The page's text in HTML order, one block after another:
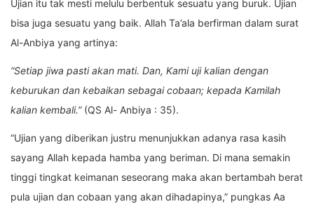
Ujian itu tak mesti melulu berbentuk sesuatu yang buruk. Ujian
bisa juga sesuatu yang baik. Allah Ta’ala berfirman dalam surat
Al-Anbiya yang artinya:
“Setiap jiwa pasti akan mati. Dan, Kami uji kalian dengan
keburukan dan kebaikan sebagai cobaan; kepada Kamilah
kalian kembali.”(QS Al- Anbiya : 35).
“Ujian yang diberikan justru menunjukkan adanya rasa kasih
sayang Allah kepada hamba yang beriman. Di mana semakin
tinggi tingkat keimanan seseorang maka akan bertambah berat
pula ujian dan cobaan yang akan dihadapinya,” pungkas Aa